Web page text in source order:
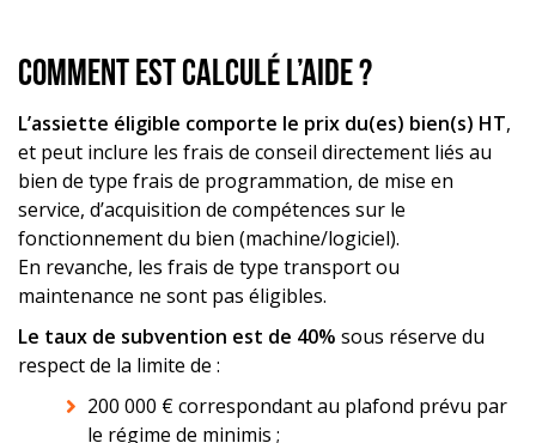
Comment est calculé l’aide ?
L’assiette éligible comporte le prix du(es) bien(s) HT,
et peut inclure les frais de conseil directement liés au
bien de type frais de programmation, de mise en
service, d’acquisition de compétences sur le
fonctionnement du bien (machine/logiciel).
En revanche, les frais de type transport ou
maintenance ne sont pas éligibles.
Le taux de subvention est de 40% sous réserve du
respect de la limite de :
200 000 € correspondant au plafond prévu par
le régime de minimis ;